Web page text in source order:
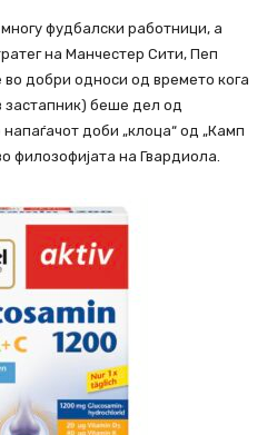
фудбалски работници, а
на Манчестер Сити, Пеп
во добри односи од времето кога
застапник) беше дел од
доби „клоца“ од „Камп
филозофијата на Гвардиола.